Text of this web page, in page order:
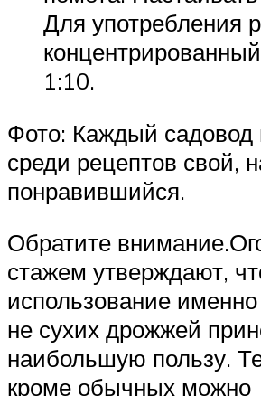
Для употребления
1:10.
Фото: Каждый садовод
среди рецептов свой,
понравившийся.
Обратите
стажем утверждают,
использование
не сухих дрожжей
наибольшую пользу.
кроме обычных можно